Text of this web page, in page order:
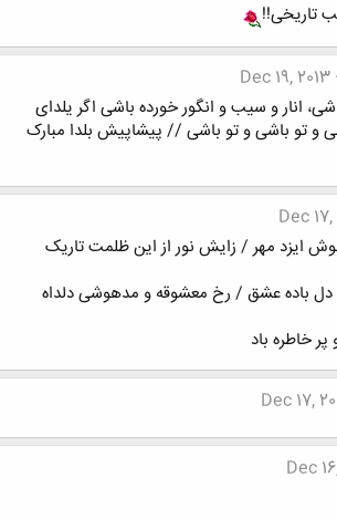
تاریخی!!
Dec 19, 2013
انار و سیب و انگور خورده باشی اگر یلدای
و تو باشی و تو باشی // پیشاپیش بلدا مبارک
Dec
ایزد مهر / زایش نور از این ظلمت تاریک
باده عشق / رخ معشوقه و مدهوشی دلداه
خاطره باد
Dec 17,
Dec